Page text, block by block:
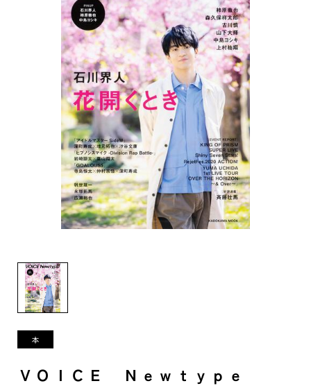
ＶＯＩＣＥ Ｎｅｗｔｙｐｅ